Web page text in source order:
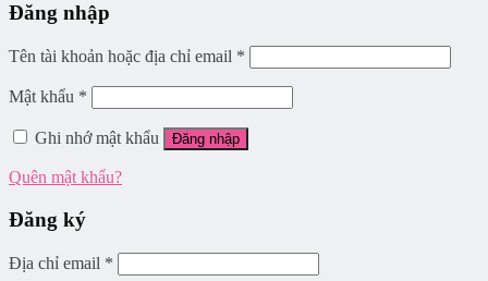
Đăng nhập
Tên tài khoản hoặc địa chỉ email *
Mật khẩu *
Ghi nhớ mật khẩu Đăng nhập
Quên mật khẩu?
Đăng ký
Địa chỉ email *